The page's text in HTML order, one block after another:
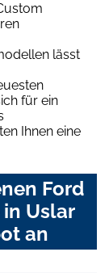
lässt
für ein
Ihnen eine
Ford
Uslar
an